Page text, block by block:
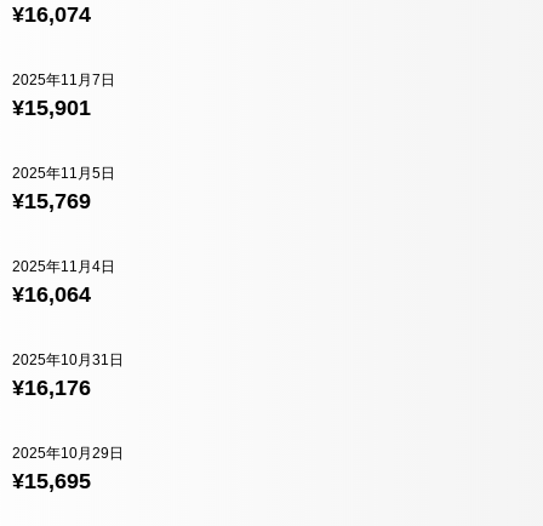
¥16,074
¥15,901
2025年11月7日
¥15,769
2025年11月5日
¥16,064
2025年11月4日
¥16,176
2025年10月31日
¥15,695
2025年10月29日